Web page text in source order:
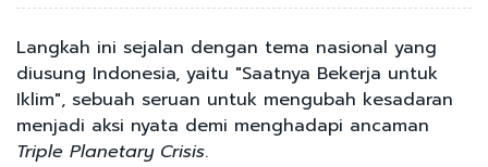
Langkah ini sejalan dengan tema nasional yang
diusung Indonesia, yaitu "Saatnya Bekerja untuk
Iklim", sebuah seruan untuk mengubah kesadaran
menjadi aksi nyata demi menghadapi ancaman
Triple Planetary Crisis.